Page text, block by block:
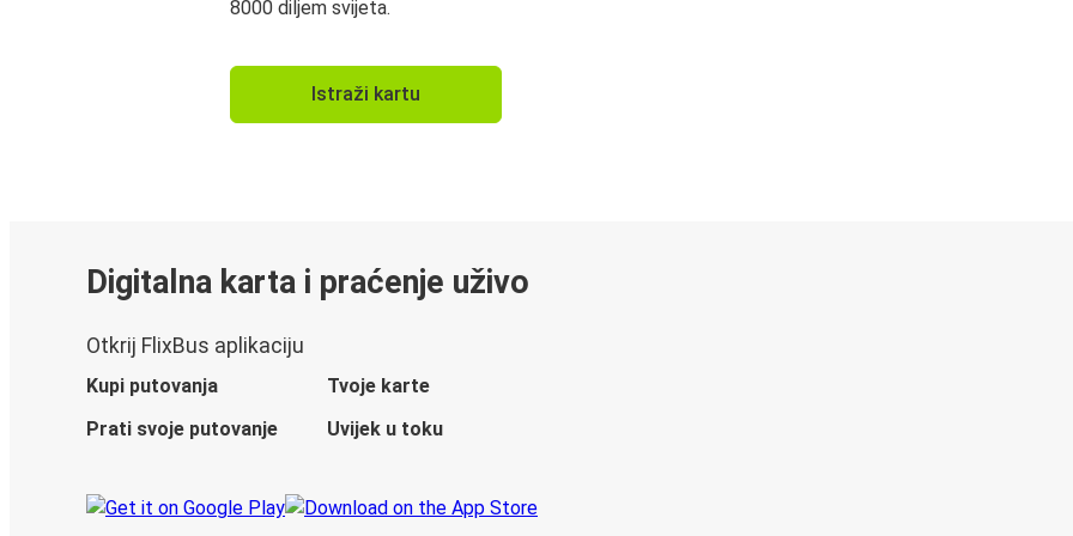
8000 diljem svijeta.
Istraži kartu
Digitalna karta i praćenje uživo
Otkrij FlixBus aplikaciju
Kupi putovanja
Tvoje karte
Prati svoje putovanje
Uvijek u toku